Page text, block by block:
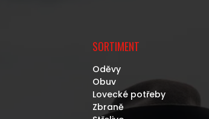
SORTIMENT
Oděvy
Obuv
Lovecké potřeby
Zbraně